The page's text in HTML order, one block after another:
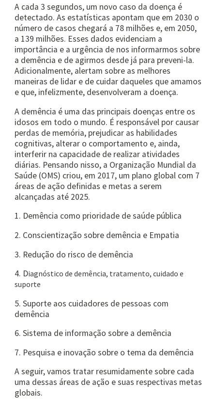
A cada 3 segundos, um novo caso da doença é
detectado. As estatísticas apontam que em 2030 o
número de casos chegará a 78 milhões e, em 2050,
a 139 milhões. Esses dados evidenciam a
importância e a urgência de nos informarmos sobre
a demência e de agirmos desde já para preveni-la.
Adicionalmente, alertam sobre as melhores
maneiras de lidar e de cuidar daqueles que amamos
e que, infelizmente, desenvolveram a doença.
A demência é uma das principais doenças entre os
idosos em todo o mundo. É responsável por causar
perdas de memória, prejudicar as habilidades
cognitivas, alterar o comportamento e, ainda,
interferir na capacidade de realizar atividades
diárias. Pensando nisso, a Organização Mundial da
Saúde (OMS) criou, em 2017, um plano global com 7
áreas de ação definidas e metas a serem
alcançadas até 2025.
1. Demência como prioridade de saúde pública
2. Conscientização sobre demência e Empatia
3. Redução do risco de demência
4. Diagnóstico de demência, tratamento, cuidado e
suporte
5. Suporte aos cuidadores de pessoas com
demência
6. Sistema de informação sobre a demência
7. Pesquisa e inovação sobre o tema da demência
A seguir, vamos tratar resumidamente sobre cada
uma dessas áreas de ação e suas respectivas metas
globais.